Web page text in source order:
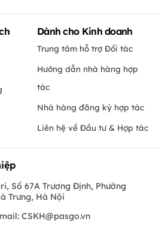
Dành cho Kinh doanh
Trung tâm hỗ trợ Đối tác
Hướng dẫn nhà hàng hợp
tác
Nhà hàng đăng ký hợp tác
Liên hệ về Đầu tư & Hợp tác
Số 67A Trương Định, Phường
Trưng, Hà Nội
CSKH@pasgo.vn